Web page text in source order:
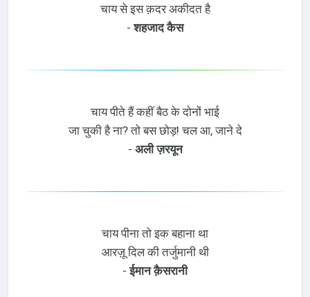
चाय से इस क़दर अकीदत है
-शहजाद कैस
चाय पीते हैं कहीं बैठ के दोनों भाई
जा चुकी है ना? तो बस छोड़! चल आ, जाने दे
- अली ज़रयून
चाय पीना तो इक बहाना था
आरज़ू दिल की तर्जुमानी थी
-ईमान क़ैसरानी